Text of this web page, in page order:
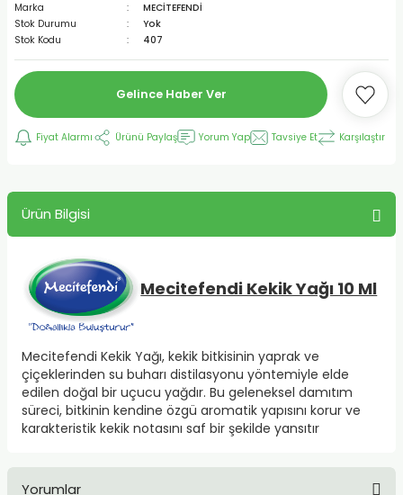
Marka
MECİTEFENDİ
Stok Durumu
Yok
Stok Kodu
407
Gelince Haber Ver
Fiyat Alarmı Ürünü Paylaş Yorum Yap Tavsiye Et Karşılaştır
Ürün Bilgisi
Mecitefendi Kekik Yağı 10 Ml
Mecitefendi Kekik Yağı, kekik bitkisinin yaprak ve
çiçeklerinden su buharı distilasyonu yöntemiyle elde
edilen doğal bir uçucu yağdır. Bu geleneksel damıtım
süreci, bitkinin kendine özgü aromatik yapısını korur ve
karakteristik kekik notasını saf bir şekilde yansıtır
Yorumlar